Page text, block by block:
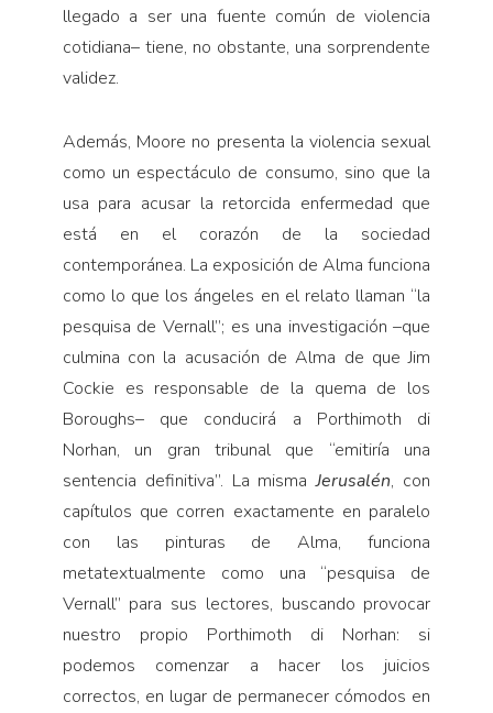
llegado a ser una fuente común de violencia
cotidiana– tiene, no obstante, una sorprendente
validez.
Además, Moore no presenta la violencia sexual
como un espectáculo de consumo, sino que la
usa para acusar la retorcida enfermedad que
está en el corazón de la sociedad
contemporánea. La exposición de Alma funciona
como lo que los ángeles en el relato llaman “la
pesquisa de Vernall”; es una investigación –que
culmina con la acusación de Alma de que Jim
Cockie es responsable de la quema de los
Boroughs– que conducirá a Porthimoth di
Norhan, un gran tribunal que “emitiría una
sentencia definitiva”. La mismaJerusalén, con
capítulos que corren exactamente en paralelo
con las pinturas de Alma, funciona
metatextualmente como una “pesquisa de
Vernall” para sus lectores, buscando provocar
nuestro propio Porthimoth di Norhan: si
podemos comenzar a hacer los juicios
correctos, en lugar de permanecer cómodos en